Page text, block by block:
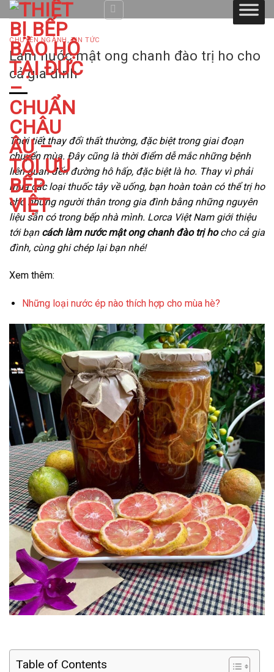
Skip
to
content
CHUYÊN NGÀNH ,TIN TỨC
Làm nước mật ong chanh đào trị ho cho
cả gia đình
Thời tiết thay đổi thất thường, đặc biệt trong giai đoạn
chuyển mùa. Đây cũng là thời điểm dễ mắc những bệnh
liên quan đến đường hô hấp, đặc biệt là ho. Thay vì phải
mua các loại thuốc tây về uống, bạn hoàn toàn có thể trị ho
cho những người thân trong gia đình bằng những nguyên
liệu sẵn có trong bếp nhà mình. Lorca Việt Nam giới thiệu
tới bạn cách làm nước mật ong chanh đào trị hocho cả gia
đình, cùng ghi chép lại bạn nhé!
Xem thêm:
Những loại nước ép nào thích hợp cho mùa hè?
Table of Contents